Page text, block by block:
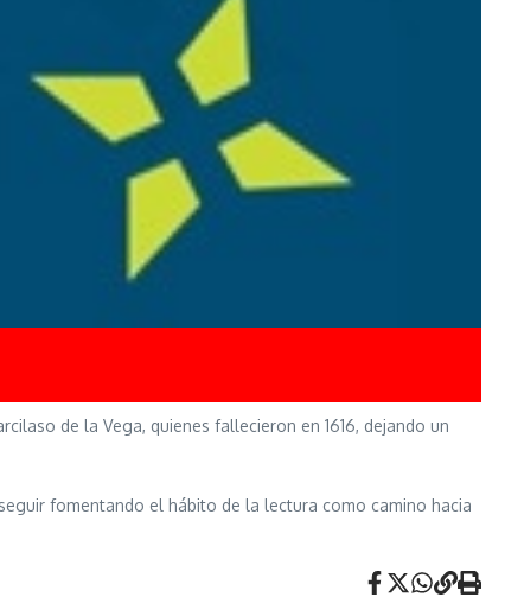
de la Vega, quienes fallecieron en 1616, dejando un
fomentando el hábito de la lectura como camino hacia